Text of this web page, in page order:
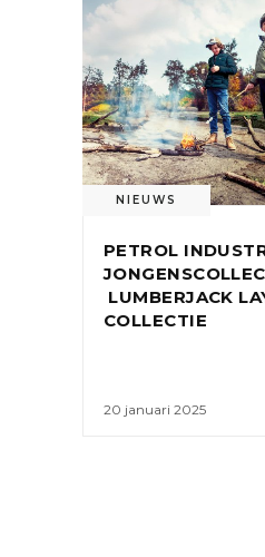
NIEUWS
PETROL
LUMBERJACK
COLLECTIE
20 januari 2025